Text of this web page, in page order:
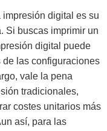
digital es su
Si buscas imprimir un
digital puede
las configuraciones
vale la pena
tradicionales,
costes unitarios más
así, para las